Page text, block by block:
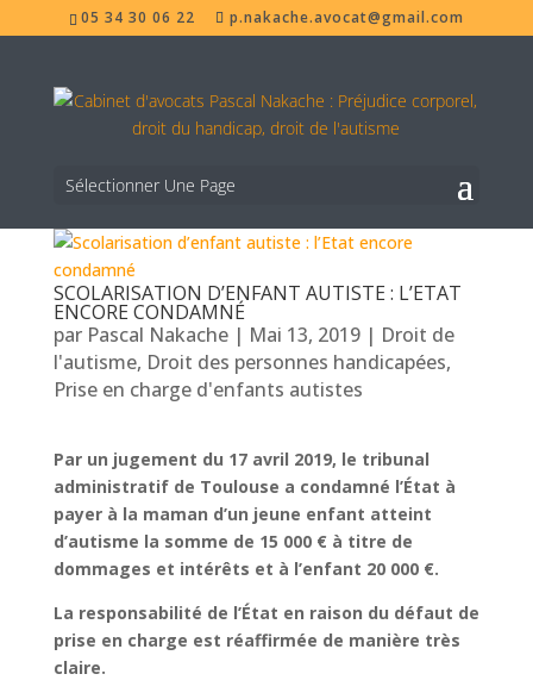
05 34 30 06 22 p.nakache.avocat@gmail.com
Sélectionner Une Page
SCOLARISATION D’ENFANT AUTISTE : L’ETAT
ENCORE CONDAMNÉ
par Pascal Nakache| Mai 13, 2019| Droit de
l'autisme, Droit des personnes handicapées,
Prise en charge d'enfants autistes
Par un jugement du 17 avril 2019, le tribunal
administratif de Toulouse a condamné l’État à
payer à la maman d’un jeune enfant atteint
d’autisme la somme de 15 000 € à titre de
dommages et intérêts et à l’enfant 20 000 €.
La responsabilité de l’État en raison du défaut de
prise en charge est réaffirmée de manière très
claire.